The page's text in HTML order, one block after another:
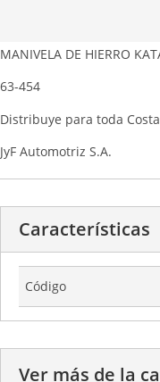
MANIVELA DE HIERRO
63-454
Distribuye para toda
JyF Automotriz S.A.
Características
Código
Ver más de la